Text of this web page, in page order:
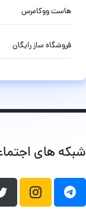
هاست ووکامرس
فروشگاه ساز رایگان
شبکه های